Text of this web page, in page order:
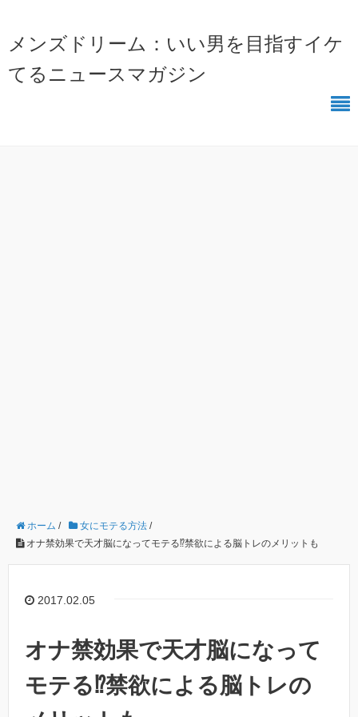
メンズドリーム：いい男を目指すイケ
てるニュースマガジン
ホーム / 女にモテる方法 /
オナ禁効果で天才脳になってモテる⁉︎禁欲による脳トレのメリットも
2017.02.05
オナ禁効果で天才脳になって
モテる⁉︎禁欲による脳トレの